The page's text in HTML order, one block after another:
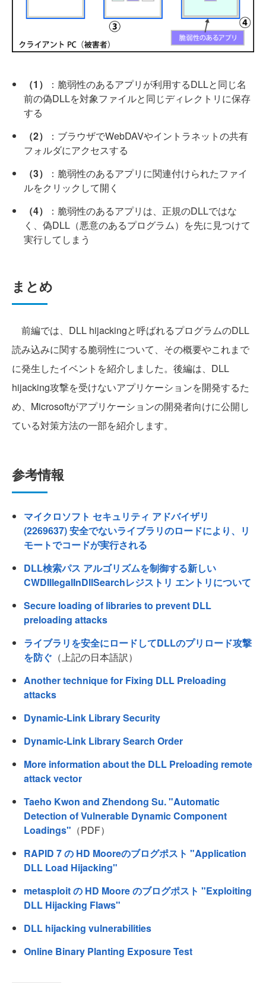
（1）
：脆弱性のあるアプリが利用するDLLと同じ名
前の偽DLLを対象ファイルと同じディレクトリに保存
する
（2）
：ブラウザでWebDAVやイントラネットの共有
フォルダにアクセスする
（3）
：脆弱性のあるアプリに関連付けられたファイ
ルをクリックして開く
（4）
：脆弱性のあるアプリは、正規のDLLではな
く、偽DLL（悪意のあるプログラム）を先に見つけて
実行してしまう
まとめ
前編では、DLL hijackingと呼ばれるプログラムのDLL
読み込みに関する脆弱性について、その概要やこれまで
に発生したイベントを紹介しました。後編は、DLL
hijacking攻撃を受けないアプリケーションを開発するた
め、Microsoftがアプリケーションの開発者向けに公開し
ている対策方法の一部を紹介します。
参考情報
マイクロソフト セキュリティ アドバイザリ
(2269637) 安全でないライブラリのロードにより、リ
モートでコードが実行される
DLL検索パス アルゴリズムを制御する新しい
CWDIllegalInDllSearchレジストリ エントリについて
Secure loading of libraries to prevent DLL
preloading attacks
ライブラリを安全にロードしてDLLのプリロード攻撃
を防ぐ （上記の日本語訳）
Another technique for Fixing DLL Preloading
attacks
Dynamic-Link Library Security
Dynamic-Link Library Search Order
More information about the DLL Preloading remote
attack vector
Taeho Kwon and Zhendong Su. "Automatic
Detection of Vulnerable Dynamic Component
Loadings" （PDF）
RAPID 7 の HD Mooreのブログポスト "Application
DLL Load Hijacking"
metasploit の HD Moore のブログポスト "Exploiting
DLL Hijacking Flaws"
DLL hijacking vulnerabilities
Online Binary Planting Exposure Test